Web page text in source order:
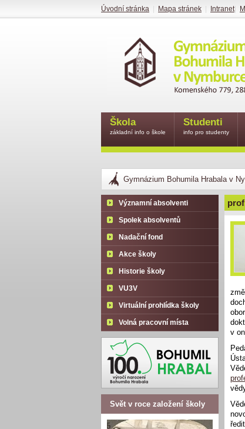
Gymnázium Bohumila Hrabala v
v
Významní absolventi
Spolek absolventů
Nadační fond
Akce školy
Historie školy
VU3V
Virtuální prohlídka školy
Volná pracovní místa
Svět v roce založení školy
Škola
základní info o škole
Studenti
info pro studenty
Úvodní stránka Mapa stránek Intranet|